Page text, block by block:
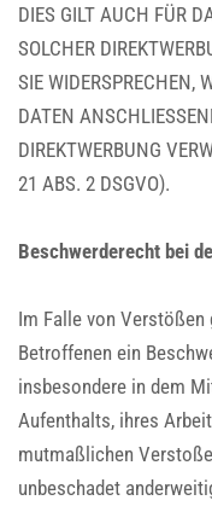
DIES GILT AUCH FÜR
SOLCHER
SIE WIDERSPRECHEN,
DATEN
DIREKTWERBUNG
21 ABS. 2 DSGVO).
Beschwerde­recht bei
Im Falle von Verstößen
Betroffenen ein
insbesondere in dem
Aufenthalts, ihres
mutmaßlichen
unbeschadet